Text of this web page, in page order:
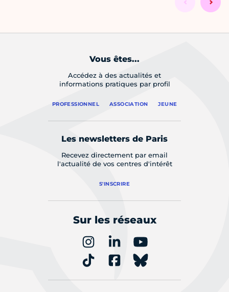
Vous êtes...
Accédez à des actualités et
informations pratiques par profil
PROFESSIONNEL ASSOCIATION JEUNE
Les newsletters de Paris
Recevez directement par email
l'actualité de vos centres d'intérêt
S'INSCRIRE
Sur les réseaux